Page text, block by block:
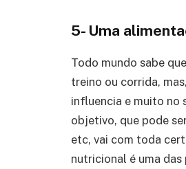
5- Uma
Todo mundo sabe
treino ou corrida,
influencia e muito no
objetivo, que pode
etc, vai com toda
nutricional é uma